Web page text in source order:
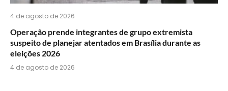
4 de agosto de 2026
Operação prende integrantes de grupo extremista
suspeito de planejar atentados em Brasília durante as
eleições 2026
4 de agosto de 2026